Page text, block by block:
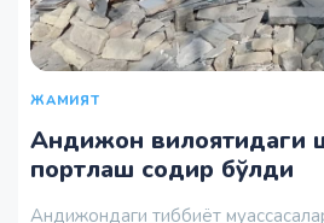
ЖАМИЯТ
Андижон вилоятидаги
портлаш содир бўлди
Андижондаги тиббиёт